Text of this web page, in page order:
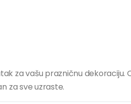
za vašu prazničnu dekoraciju.
za sve uzraste.